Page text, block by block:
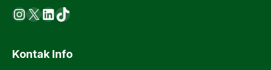
Instagram
X LinkedIn
https://www.tiktok.com/
Kontak Info